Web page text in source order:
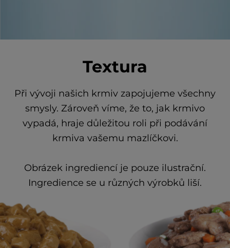
Textura
Při vývoji našich krmiv zapojujeme všechny
smysly. Zároveň víme, že to, jak krmivo
vypadá, hraje důležitou roli při podávání
krmiva vašemu mazlíčkovi.
Obrázek ingrediencí je pouze ilustrační.
Ingredience se u různých výrobků liší.